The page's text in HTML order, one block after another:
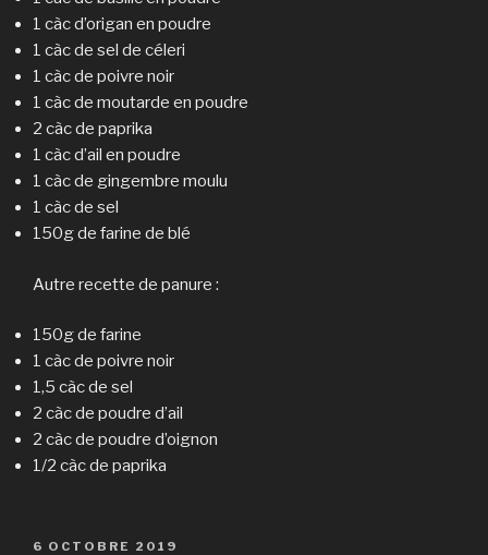
1 càc d’origan en poudre
1 càc de sel de céleri
1 càc de poivre noir
1 càc de moutarde en poudre
2 càc de paprika
1 càc d’ail en poudre
1 càc de gingembre moulu
1 càc de sel
150g de farine de blé
Autre recette de panure :
150g de farine
1 càc de poivre noir
1,5 càc de sel
2 càc de poudre d’ail
2 càc de poudre d’oignon
1/2 càc de paprika
PUBLIÉ
6 OCTOBRE 2019